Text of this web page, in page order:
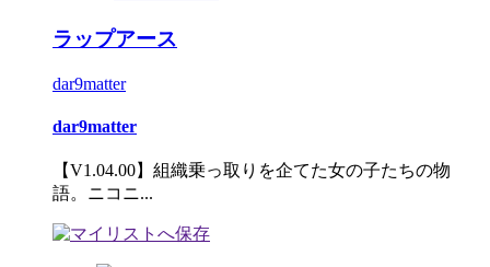
ラップアース
dar9matter
dar9matter
【V1.04.00】組織乗っ取りを企てた女の子たちの物
語。ニコニ...